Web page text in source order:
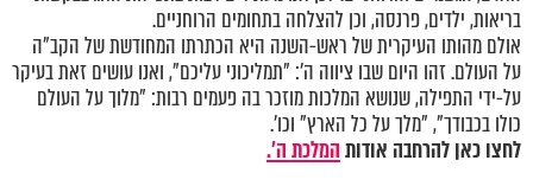
בריאות, ילדים, פרנסה, וכן להצלחה בתחומים הרוחניים.
אולם מהותו העיקרית של ראש-השנה היא הכתרתו המחודשת של הקב"ה
על העולם. זהו היום שבו ציווה ה': "תמליכוני עליכם", ואנו עושים זאת בעיקר
על-ידי התפילה, שנושא המלכות מוזכר בה פעמים רבות: "מלוך על העולם
כולו בכבודך", "מלך על כל הארץ" וכו'.
לחצו כאן להרחבה אודותהמלכת ה'.